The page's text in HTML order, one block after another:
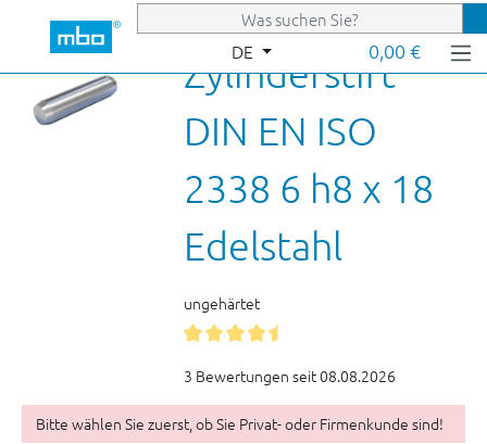
Zum Hauptinhalt springen
DE 0,00 €
Zylinderstift
DIN EN ISO
2338 6 h8 x 18
Edelstahl
ungehärtet
3 Bewertungen seit 08.08.2026
Bitte wählen Sie zuerst, ob Sie Privat- oder Firmenkunde sind!